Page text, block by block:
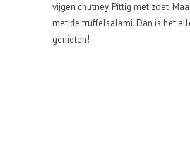
vijgen chutney. Pittig met zoet.
met de truffelsalami. Dan is het
genieten!